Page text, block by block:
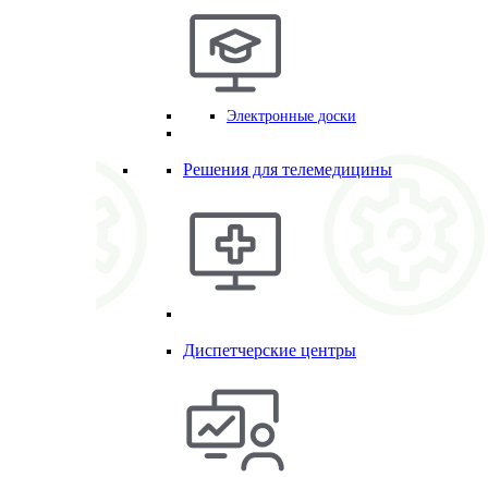
Электронные доски
Решения для телемедицины
Диспетчерские центры